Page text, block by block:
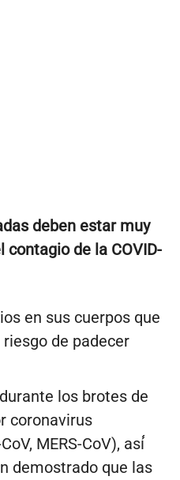
deben estar muy
de la COVID-
en sus cuerpos que
de padecer
los brotes de
coronavirus
MERS-CoV), así́
demostrado que las